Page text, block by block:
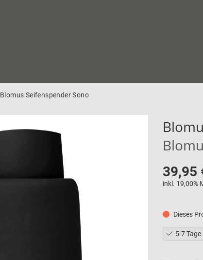
Blomus Seifenspender Sono
39,95
inkl. 19,00%
Dieses
5-7 Tage